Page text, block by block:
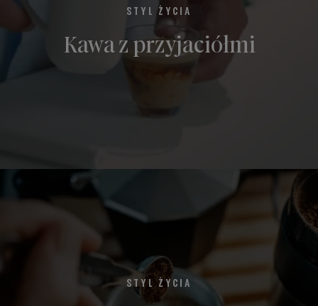
STYL ŻYCIA
Kawa z przyjaciółmi
STYL ŻYCIA